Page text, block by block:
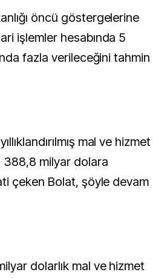
öncü göstergelerine
işlemler hesabında 5
fazla verileceğini tahmin
mal ve hizmet
388,8 milyar dolara
çeken Bolat, şöyle devam
dolarlık mal ve hizmet